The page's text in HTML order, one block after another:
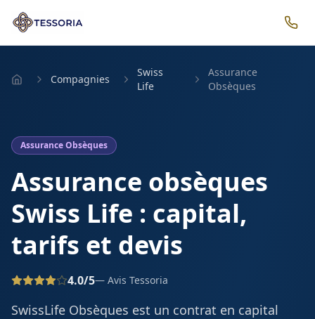
Compagnies
Swiss
Life
Assurance
Obsèques
Assurance Obsèques
Assurance obsèques
Swiss Life : capital,
tarifs et devis
4.0/5— Avis Tessoria
SwissLife Obsèques est un contrat en capital